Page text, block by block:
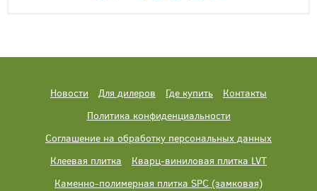
Новости Для дилеров Где купить
Контакты
Политика конфиденциальности
Соглашение на обработку персональных данных
Клеевая плитка
Кварц-виниловая плитка LVT
Каменно-полимерная плитка SPC (замковая)